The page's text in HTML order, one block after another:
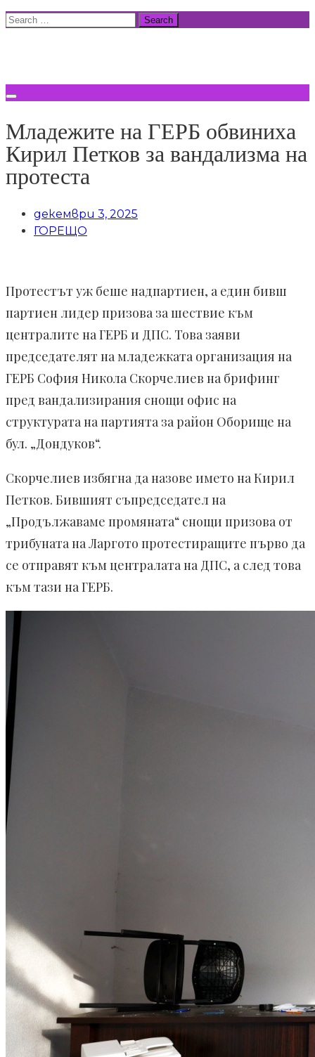
Skip
Search
Младежите на ГЕРБ обвиниха
Кирил Петков за вандализма на
протеста
декември 3, 2025
ГОРЕЩО
Протестът уж беше надпартиен, а един бивш
партиен лидер призова за шествие към
централите на ГЕРБ и ДПС. Това заяви
председателят на младежката организация на
ГЕРБ София Никола Скорчелиев на брифинг
пред вандализирания снощи офис на
структурата на партията за район Оборище на
бул. „Дондуков“.
Скорчелиев избягна да назове името на Кирил
Петков. Бившият съпредседател на
„Продължаваме промяната“ снощи призова от
трибуната на Ларгото протестиращите първо да
се отправят към централата на ДПС, а след това
към тази на ГЕРБ.